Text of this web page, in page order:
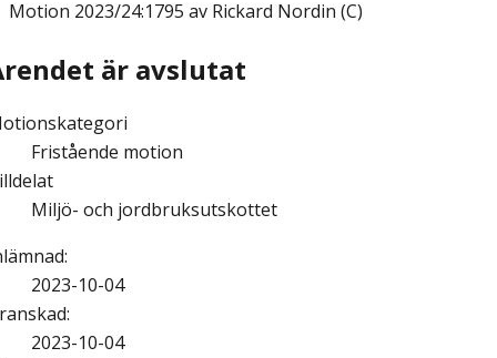
Motion 2023/24:1795 av Rickard Nordin (C)
är avslutat
Fristående motion
Miljö- och jordbruksutskottet
:
2023-10-04
:
2023-10-04